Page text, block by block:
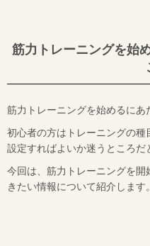
筋力トレーニングを始
筋力トレーニングを始めるにあ
初心者の方はトレーニングの
設定すればよいか迷うところだ
今回は、筋力トレーニングを
きたい情報について紹介します。